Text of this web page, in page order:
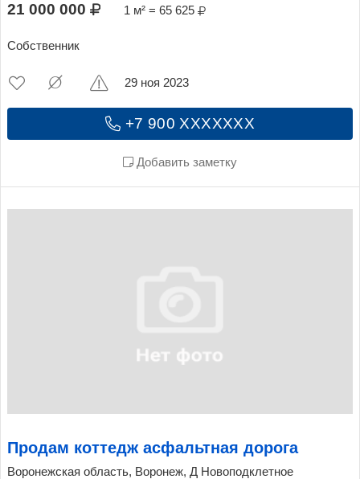
21 000 000 1 м² = 65 625
Собственник
+7 900 XXXXXXX
Добавить заметку
29 ноя 2023
Продам коттедж асфальтная дорога
Воронежская область, Воронеж, Д Новоподклетное